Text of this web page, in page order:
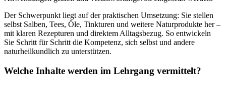
Der Schwerpunkt liegt auf der praktischen Umsetzung: Sie stellen
selbst Salben, Tees, Öle, Tinkturen und weitere Naturprodukte her –
mit klaren Rezepturen und direktem Alltagsbezug. So entwickeln
Sie Schritt für Schritt die Kompetenz, sich selbst und andere
naturheilkundlich zu unterstützen.
Welche Inhalte werden im Lehrgang vermittelt?